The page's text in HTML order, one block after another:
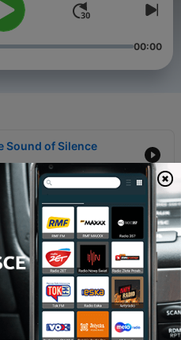
00:00
Sound of Silence
- Perfect
Sing